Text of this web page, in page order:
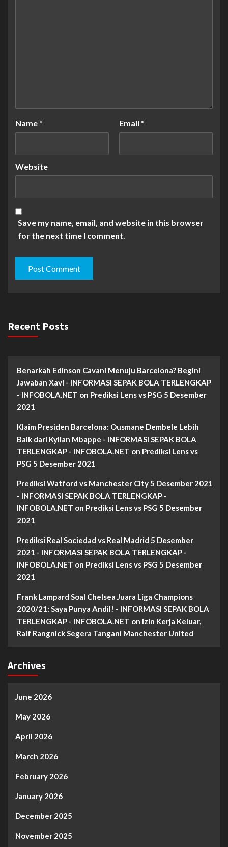
Name * Email *
Website
Save my name, email, and website in this browser
for the next time I comment.
Recent Posts
Benarkah Edinson Cavani Menuju Barcelona? Begini
Jawaban Xavi - INFORMASI SEPAK BOLA TERLENGKAP
- INFOBOLA.NET on Prediksi Lens vs PSG 5 Desember
2021
Klaim Presiden Barcelona: Ousmane Dembele Lebih
Baik dari Kylian Mbappe - INFORMASI SEPAK BOLA
TERLENGKAP - INFOBOLA.NET on Prediksi Lens vs
PSG 5 Desember 2021
Prediksi Watford vs Manchester City 5 Desember 2021
- INFORMASI SEPAK BOLA TERLENGKAP -
INFOBOLA.NET on Prediksi Lens vs PSG 5 Desember
2021
Prediksi Real Sociedad vs Real Madrid 5 Desember
2021 - INFORMASI SEPAK BOLA TERLENGKAP -
INFOBOLA.NET on Prediksi Lens vs PSG 5 Desember
2021
Frank Lampard Soal Chelsea Juara Liga Champions
2020/21: Saya Punya Andil! - INFORMASI SEPAK BOLA
TERLENGKAP - INFOBOLA.NET on Izin Kerja Keluar,
Ralf Rangnick Segera Tangani Manchester United
Archives
June 2026
May 2026
April 2026
March 2026
February 2026
January 2026
December 2025
November 2025